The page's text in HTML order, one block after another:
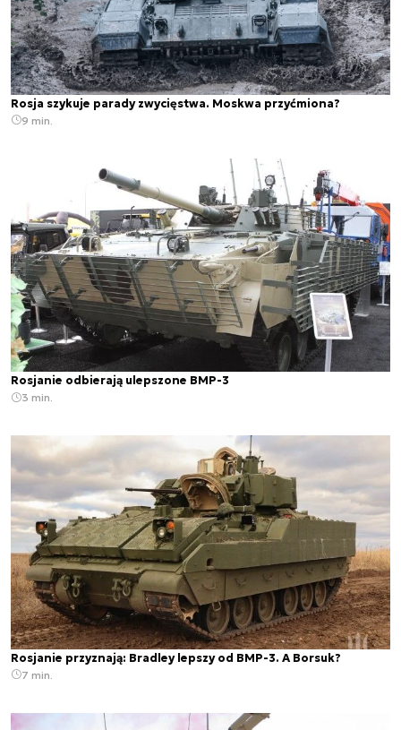
Rosja szykuje parady zwycięstwa. Moskwa przyćmiona?
9 min.
Rosjanie odbierają ulepszone BMP-3
3 min.
Rosjanie przyznają: Bradley lepszy od BMP-3. A Borsuk?
7 min.